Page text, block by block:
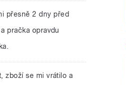
přesně 2 dny před
pračka opravdu
zboží se mi vrátilo a